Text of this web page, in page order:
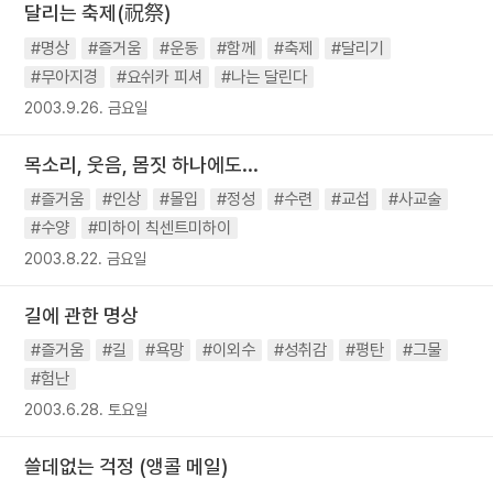
달리는 축제(祝祭)
#명상 #즐거움 #운동 #함께 #축제
#달리기
#무아지경
#요쉬카 피셔 #나는 달린다
2003.9.26. 금요일
목소리, 웃음, 몸짓 하나에도...
#즐거움 #인상 #몰입 #정성 #수련 #교섭
#사교술
#수양
#미하이 칙센트미하이
2003.8.22. 금요일
길에 관한 명상
#즐거움 #길 #욕망 #이외수 #성취감 #평탄
#그물
#험난
2003.6.28. 토요일
쓸데없는 걱정 (앵콜 메일)